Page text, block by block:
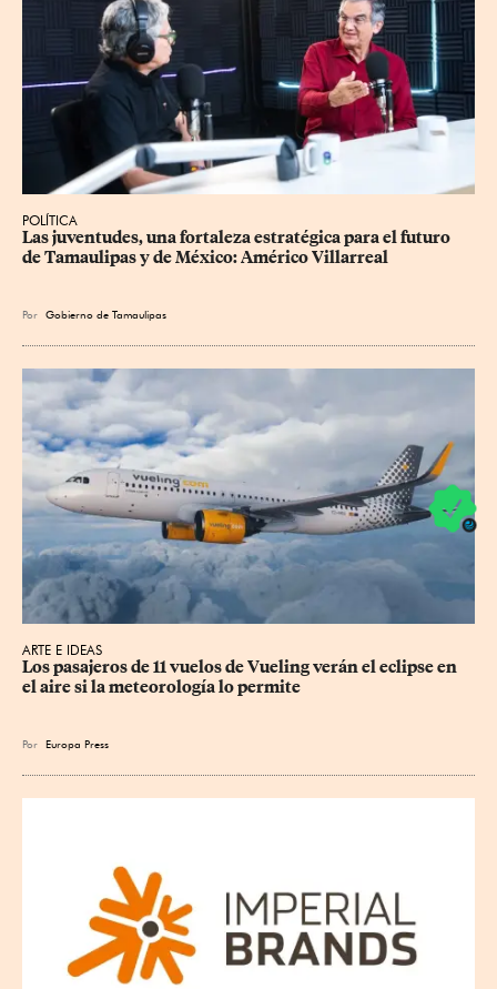
POLÍTICA
Las juventudes, una fortaleza estratégica para el futuro
de Tamaulipas y de México: Américo Villarreal
Por Gobierno de Tamaulipas
ARTE E IDEAS
Los pasajeros de 11 vuelos de Vueling verán el eclipse en
el aire si la meteorología lo permite
Por Europa Press